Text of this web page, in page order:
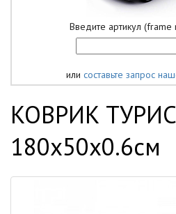
Введите артикул (frame
или составьте запрос
КОВРИК
180х50х0.6см